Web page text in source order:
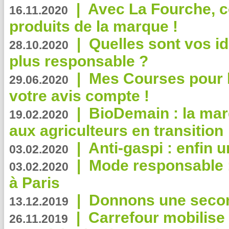
16.11.2020 | Avec La Fourche,
produits de la marque !
28.10.2020 | Quelles sont vos
plus responsable ?
29.06.2020 | Mes Courses pour
votre avis compte !
19.02.2020 | BioDemain : la
aux agriculteurs en transition
03.02.2020 | Anti-gaspi : enfin
03.02.2020 | Mode
à Paris
13.12.2019 | Donnons une
26.11.2019 | Carrefour